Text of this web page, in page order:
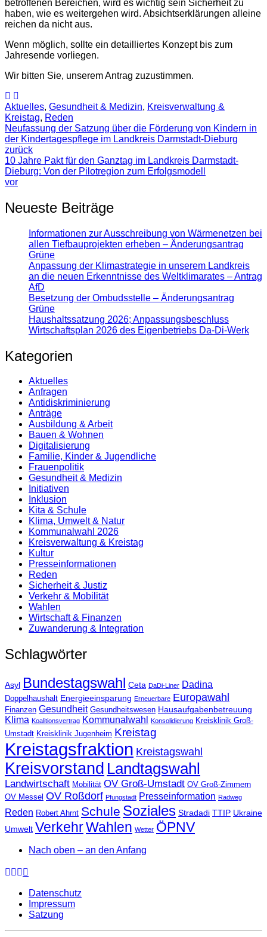
betroffenen Bereichen, wird es wichtig sein Sicherheit zu
haben, wie es weitergehen wird. Absichtserklärungen alleine
reichen da nicht aus.
Wenn möglich, sollte ein detailliertes Konzept bis zum
Jahresende vorliegen.
Wir bitten Sie, unserem Antrag zuzustimmen.
Aktuelles, Gesundheit & Medizin, Kreisverwaltung &
Kreistag, Reden
Neufassung der Satzung über die Förderung von Kindern in
der Kindertagespflege im Landkreis Darmstadt-Dieburg
zurück
10 Jahre Pakt für den Ganztag im Landkreis Darmstadt-
Dieburg: Von der Pilotregion zum Erfolgsmodell
vor
Neueste Beiträge
Informationen zur Ausschreibung von Wärmenetzen bei
allen Tiefbauprojekten erheben – Änderungsantrag
Grüne
Anpassung der Klimastrategie in unserem Landkreis
an die neuen Erkenntnisse des Weltklimarates – Antrag
AfD
Besetzung der Ombudsstelle – Änderungsantrag
Grüne
Haushaltssatzung 2026; Anpassungsbeschluss
Wirtschaftsplan 2026 des Eigenbetriebs Da-Di-Werk
Kategorien
Aktuelles
Anfragen
Antidiskrimi­nierung
Anträge
Ausbildung & Arbeit
Bauen & Wohnen
Digitalisierung
Familie, Kinder & Jugendliche
Frauenpolitik
Gesundheit & Medizin
Initiativen
Inklusion
Kita & Schule
Klima, Umwelt & Natur
Kommunalwahl 2026
Kreisverwaltung & Kreistag
Kultur
Presse­informationen
Reden
Sicherheit & Justiz
Verkehr & Mobilität
Wahlen
Wirtschaft & Finanzen
Zuwanderung & Integration
Schlagwörter
Asyl Bundestagswahl Ceta DaDi-Liner Dadina
Doppelhaushalt Energieeinsparung Erneuerbare Europawahl
Finanzen Gesundheit Gesundheitswesen Hausaufgabenbetreuung
Klima Koalitionsvertrag Kommunalwahl Konsolidierung Kreisklinik Groß-
Umstadt Kreisklinik Jugenheim Kreistag
Kreistagsfraktion Kreistagswahl
Kreisvorstand Landtagswahl
Landwirtschaft Mobilität OV Groß-Umstadt OV Groß-Zimmern
OV Messel OV Roßdorf Pfungstadt Presseinformation Radweg
Reden Robert Ahrnt Schule Soziales Stradadi TTIP Ukraine
Umwelt VerkehrWahlen Wetter ÖPNV
Nach oben – an den Anfang
Datenschutz
Impressum
Satzung